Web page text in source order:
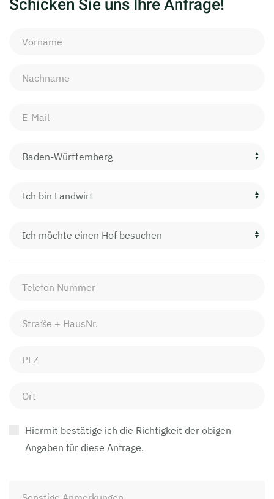
Schicken Sie uns Ihre Anfrage!
Hiermit bestätige ich die Richtigkeit der obigen
Angaben für diese Anfrage.